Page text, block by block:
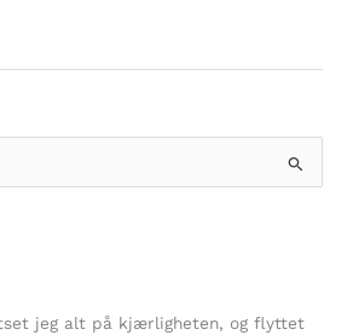
jeg alt på kjærligheten, og flyttet